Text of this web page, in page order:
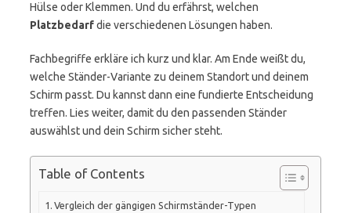
Hülse oder Klemmen. Und du erfährst, welchen
Platzbedarfdie verschiedenen Lösungen haben.
Fachbegriffe erkläre ich kurz und klar. Am Ende weißt du,
welche Ständer-Variante zu deinem Standort und deinem
Schirm passt. Du kannst dann eine fundierte Entscheidung
treffen. Lies weiter, damit du den passenden Ständer
auswählst und dein Schirm sicher steht.
Table of Contents
Vergleich der gängigen Schirmständer-Typen